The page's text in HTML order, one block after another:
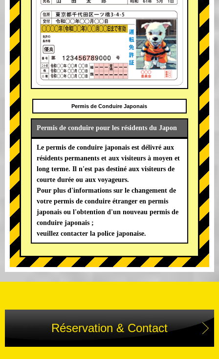
Permis de Conduire Japonais
Permis de conduire pour les résidents du Japon
Le permis de conduire japonais est délivré aux
résidents permanents et aux visiteurs à moyen et
long terme. Il n'est pas destiné aux visiteurs de
courte durée ou aux voyageurs.
Pour plus d'informations sur le changement de
votre permis de conduire étranger en permis
japonais ou l'obtention d'un nouveau permis de
conduire japonais ;
veuillez contacter la police japonaise.
Réservation & Contact